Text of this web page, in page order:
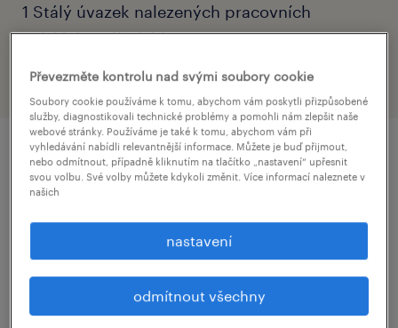
1 Stálý úvazek nalezených pracovních
nabídek v Zlínský kraj
filtr
operátor výroby rožnov, m/ž
rožnov pod radhoštěm, zlínský kraj
stálý úvazek
Převezměte kontrolu nad svými soubory cookie
Soubory cookie používáme k tomu, abychom vám poskytli přizpůsobené
služby, diagnostikovali technické problémy a pomohli nám zlepšit naše
webové stránky. Používáme je také k tomu, abychom vám při
vyhledávání nabídli relevantnější informace. Můžete je buď přijmout,
nebo odmítnout, případně kliknutím na tlačítko „nastavení“ upřesnit
svou volbu. Své volby můžete kdykoli změnit. Více informací naleznete v
našich
nastavení
odmítnout všechny